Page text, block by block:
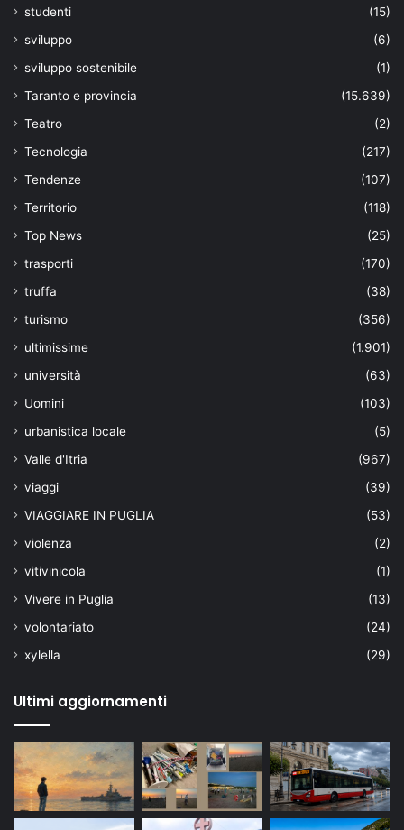
studenti
(15)
sviluppo
(6)
sviluppo sostenibile
(1)
Taranto e provincia
(15.639)
Teatro
(2)
Tecnologia
(217)
Tendenze
(107)
Territorio
(118)
Top News
(25)
trasporti
(170)
truffa
(38)
turismo
(356)
ultimissime
(1.901)
università
(63)
Uomini
(103)
urbanistica locale
(5)
Valle d'Itria
(967)
viaggi
(39)
VIAGGIARE IN PUGLIA
(53)
violenza
(2)
vitivinicola
(1)
Vivere in Puglia
(13)
volontariato
(24)
xylella
(29)
Ultimi aggiornamenti